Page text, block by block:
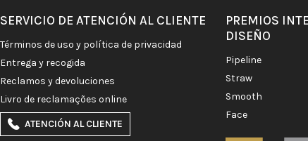
SERVICIO DE ATENCIÓN AL CLIENTE
términos de uso y política de privacidad
entrega y recogida
reclamos y devoluciones
livro de reclamações online
ATENCIÓN AL CLIENTE
PREMIOS
DISEÑO
pipeline
straw
smooth
face